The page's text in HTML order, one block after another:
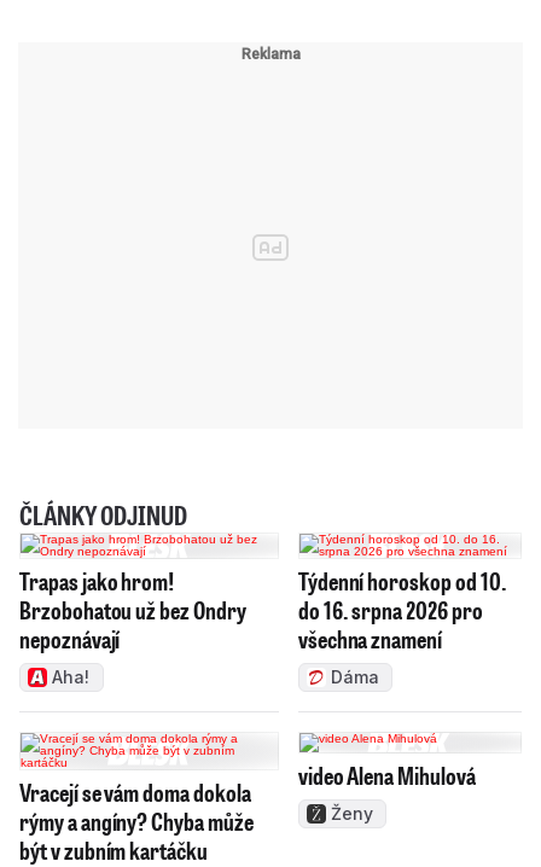
ČLÁNKY ODJINUD
Trapas jako hrom!
Brzobohatou už bez Ondry
nepoznávají
Aha!
Týdenní horoskop od 10.
do 16. srpna 2026 pro
všechna znamení
Dáma
Vracejí se vám doma dokola
rýmy a angíny? Chyba může
být v zubním kartáčku
video Alena Mihulová
Ženy